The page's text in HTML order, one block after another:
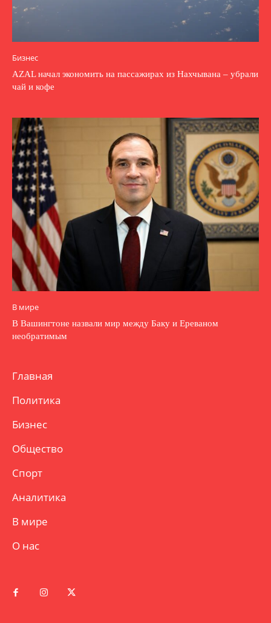
Бизнес
AZAL начал экономить на пассажирах из Нахчывана – убрали
чай и кофе
В мире
В Вашингтоне назвали мир между Баку и Ереваном
необратимым
Главная
Политика
Бизнес
Общество
Спорт
Аналитика
В мире
О нас